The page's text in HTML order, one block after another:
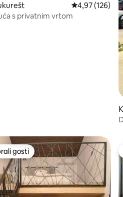
recenzija: 148
Prosječna
4,97 (126)
s privatnim vrtom
rangiranima s oznakom
gosti